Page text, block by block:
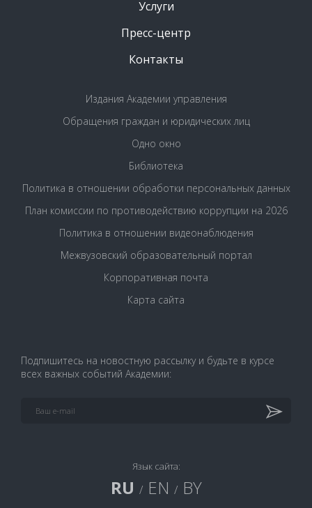
Услуги
Пресс-центр
Контакты
Издания Академии управления
Обращения граждан и юридических лиц
Одно окно
Библиотека
Политика в отношении обработки персональных данных
План комиссии по противодействию коррупции на 2026
Политика в отношении видеонаблюдения
Межвузовский образовательный портал
Корпоративная почта
Карта сайта
Подпишитесь на новостную рассылку и будьте в курсе
всех важных событий Академии:
Язык сайта:
RU / EN / BY